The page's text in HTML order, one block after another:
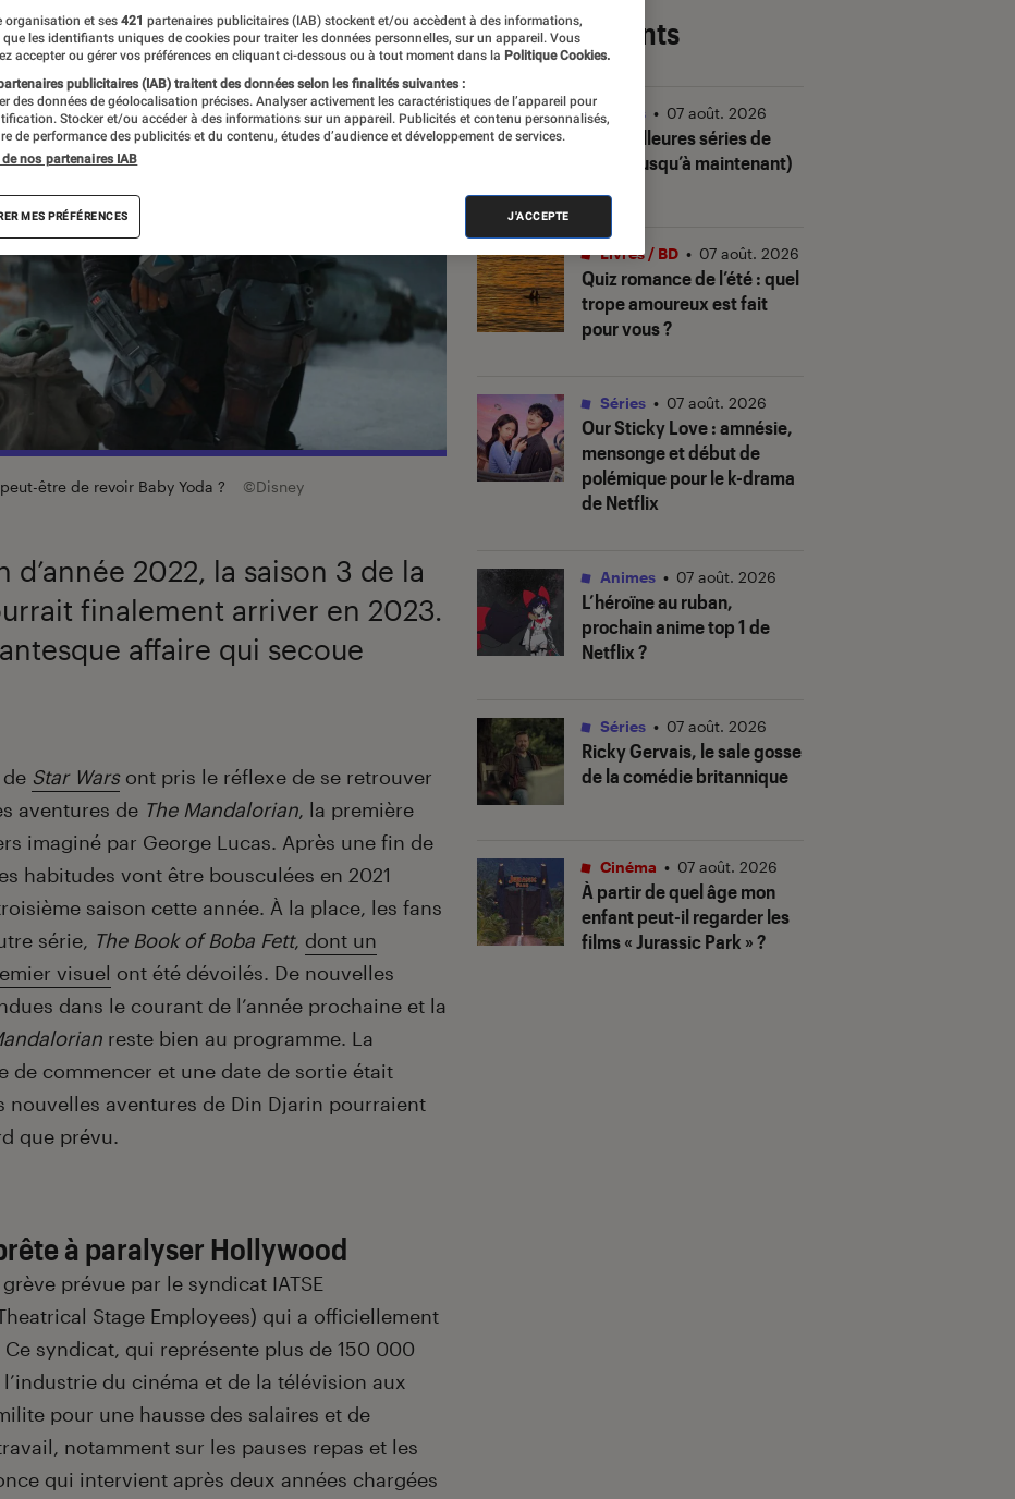
être de revoir Baby Yoda ? ©Disney
d’année 2022, la saison 3 de la
finalement arriver en 2023.
affaire qui secoue
Star Warsont pris le réflexe de se retrouver
aventures de The Mandalorian, la première
imaginé par George Lucas. Après une fin de
habitudes vont être bousculées en 2021
saison cette année. À la place, les fans
série, The Book of Boba Fett, dont un
visuel ont été dévoilés. De nouvelles
dans le courant de l’année prochaine et la
reste bien au programme. La
commencer et une date de sortie était
nouvelles aventures de Din Djarin pourraient
que prévu.
à paralyser Hollywood
prévue par le syndicat IATSE
Stage Employees) qui a officiellement
syndicat, qui représente plus de 150 000
du cinéma et de la télévision aux
pour une hausse des salaires et de
notamment sur les pauses repas et les
qui intervient après deux années chargées
Les plus récents
Les meilleures séries de
2026 (jusqu’à maintenant)
Séries • 07 août. 2026
Quiz romance de l’été : quel
trope amoureux est fait
pour vous ?
Livres / BD • 07 août. 2026
Our Sticky Love: amnésie,
mensonge et début de
polémique pour le k-drama
de Netflix
Séries • 07 août. 2026
L’héroïne au ruban,
prochain anime top 1 de
Netflix ?
Animes • 07 août. 2026
Ricky Gervais, le sale gosse
de la comédie britannique
Séries • 07 août. 2026
À partir de quel âge mon
enfant peut-il regarder les
films « Jurassic Park » ?
Cinéma • 07 août. 2026
organisation et ses 421 partenaires publicitaires (IAB) stockent et/ou accèdent à des informations,
que les identifiants uniques de cookies pour traiter les données personnelles, sur un appareil. Vous
accepter ou gérer vos préférences en cliquant ci-dessous ou à tout moment dans la Politique Cookies.
publicitaires (IAB) traitent des données selon les finalités suivantes :
des données de géolocalisation précises. Analyser activement les caractéristiques de l’appareil pour
Stocker et/ou accéder à des informations sur un appareil. Publicités et contenu personnalisés,
de performance des publicités et du contenu, études d’audience et développement de services.
de nos partenaires IAB
MES PRÉFÉRENCES J'ACCEPTE